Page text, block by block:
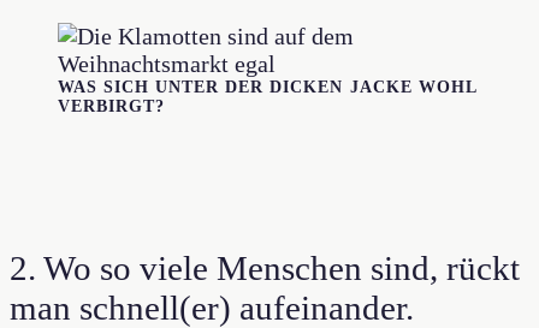
WAS SICH UNTER DER DICKEN JACKE WOHL
VERBIRGT?
2. Wo so viele Menschen sind, rückt
man schnell(er) aufeinander.